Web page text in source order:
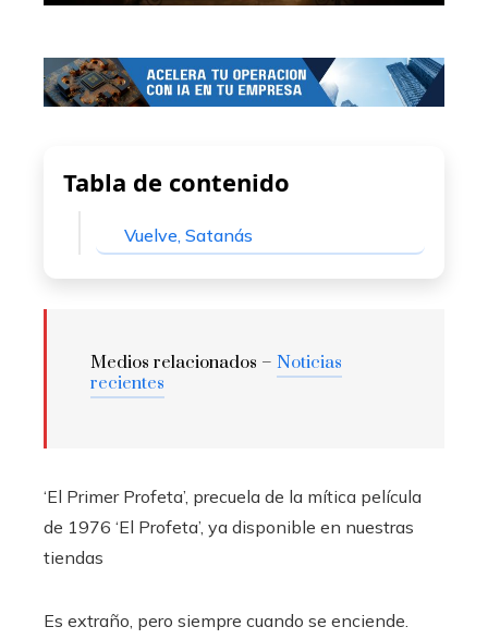
Tabla de contenido
Vuelve, Satanás
Medios relacionados – Noticias
recientes
‘El Primer Profeta’, precuela de la mítica película
de 1976 ‘El Profeta’, ya disponible en nuestras
tiendas
Es extraño, pero siempre cuando se enciende.